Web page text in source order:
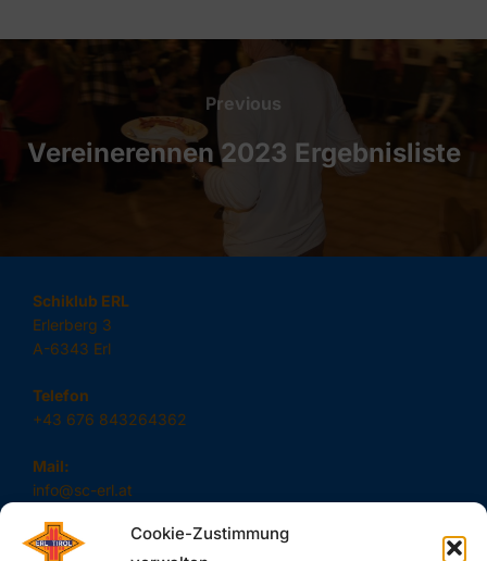
Cookie-Zustimmung
Beitragsnavigation
Previous
Previous
Vereinerennen 2023 Ergebnisliste
Schiklub ERL
Erlerberg 3
A-6343 Erl
Telefon
+43 676 843264362
Mail:
info@sc-erl.at